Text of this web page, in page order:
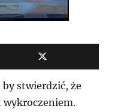
stwierdzić, że
wykroczeniem.